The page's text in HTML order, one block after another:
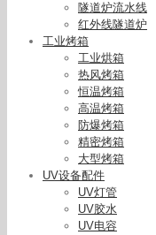
隧道炉流水线
红外线隧道炉
工业烤箱
工业烘箱
热风烤箱
恒温烤箱
高温烤箱
防爆烤箱
精密烤箱
大型烤箱
UV设备配件
UV灯管
UV胶水
UV电容
其他仪器仪表
光固化